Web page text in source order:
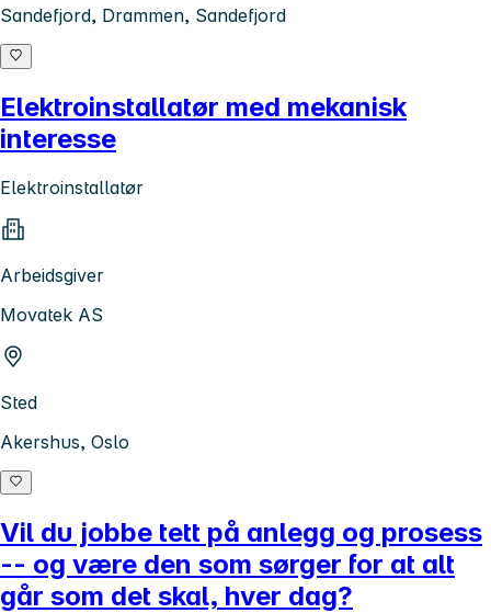
Sandefjord, Drammen, Sandefjord
Elektroinstallatør med mekanisk
interesse
Elektroinstallatør
Arbeidsgiver
Movatek AS
Sted
Akershus, Oslo
Vil du jobbe tett på anlegg og prosess
-- og være den som sørger for at alt
går som det skal, hver dag?